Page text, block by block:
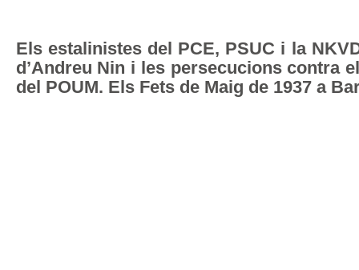
Els estalinistes del PCE, PSUC i la
d’Andreu Nin i les persecucions contra
del POUM. Els Fets de Maig de 1937 a